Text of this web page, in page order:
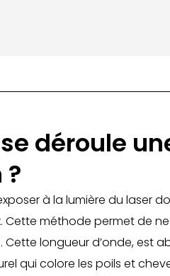
déroule
à la lumière du laser
Cette méthode permet de
longueur d’onde, est
qui colore les poils et